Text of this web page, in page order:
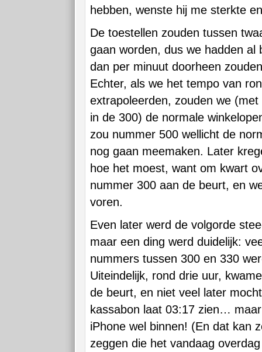
hebben, wenste hij me sterkte
De toestellen zouden tussen
gaan worden, dus we hadden al
dan per minuut doorheen
Echter, als we het tempo van
extrapoleerden, zouden we
in de 300) de normale
zou nummer 500 wellicht de
nog gaan meemaken. Later
hoe het moest, want om kwart
nummer 300 aan de beurt, en
voren.
Even later werd de volgorde
maar een ding werd duidelijk:
nummers tussen 300 en 330
Uiteindelijk, rond drie uur,
de beurt, en niet veel later
kassabon laat 03:17 zien…
iPhone wel binnen! (En dat kan
zeggen die het vandaag